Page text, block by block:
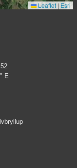
Leaflet | Esri
E